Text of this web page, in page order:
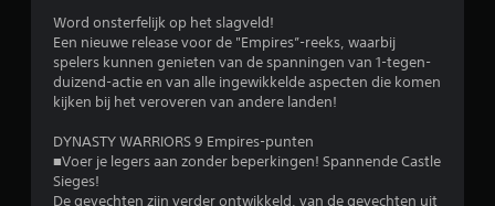
r
Word onsterfelijk op het slagveld!
Een nieuwe release voor de "Empires”-reeks, waarbij
spelers kunnen genieten van de spanningen van 1-tegen-
duizend-actie en van alle ingewikkelde aspecten die komen
kijken bij het veroveren van andere landen!
DYNASTY WARRIORS 9 Empires-punten
■Voer je legers aan zonder beperkingen! Spannende Castle
Sieges!
De gevechten zijn verder ontwikkeld, van de gevechten uit